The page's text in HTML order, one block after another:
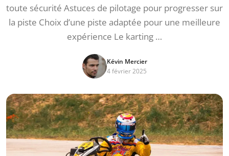
toute sécurité Astuces de pilotage pour progresser sur
la piste Choix d’une piste adaptée pour une meilleure
expérience Le karting …
Kévin Mercier
4 février 2025